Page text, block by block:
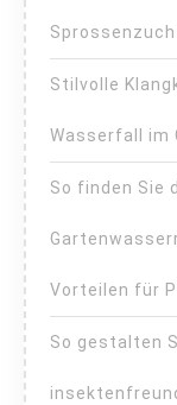
Stilvolle
Wasserfall im
So finden Sie
Vorteilen für
So gestalten